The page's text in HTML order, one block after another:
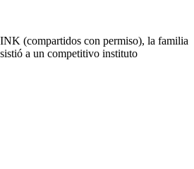
(compartidos con permiso), la familia
a un competitivo instituto